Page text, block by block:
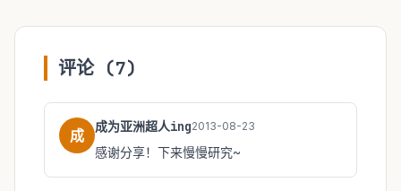
评论 (7)
成 成为亚洲超人ing2013-08-23
感谢分享！下来慢慢研究~